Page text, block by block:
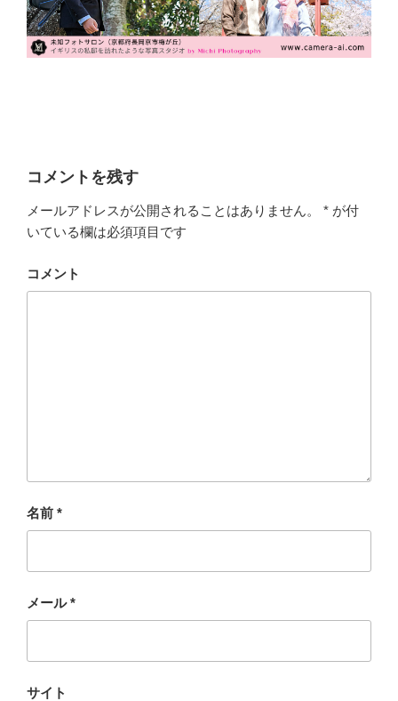
コメントを残す
メールアドレスが公開されることはありません。 * が付
いている欄は必須項目です
コメント
名前 *
メール*
サイト